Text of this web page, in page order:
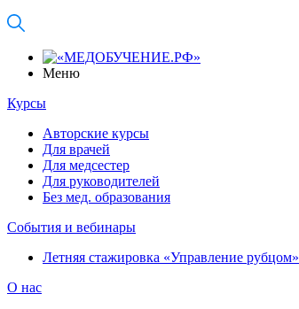
Меню
Курсы
Авторские курсы
Для врачей
Для медсестер
Для руководителей
Без мед. образования
События и вебинары
Летняя стажировка «Управление рубцом»
О нас